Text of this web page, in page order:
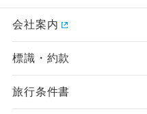
会社案内
標識・約款
旅行条件書